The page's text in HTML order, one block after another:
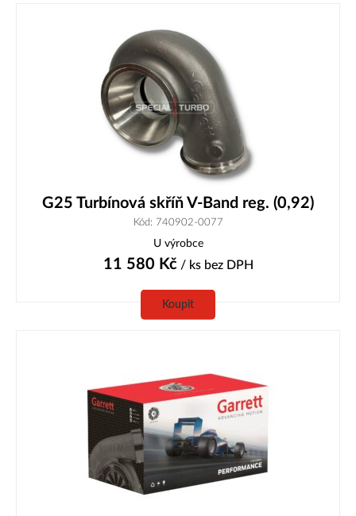
G25 Turbínová skříň V-Band reg. (0,92)
Kód: 740902-0077
U výrobce
11 580 Kč/ ks bez DPH
Koupit